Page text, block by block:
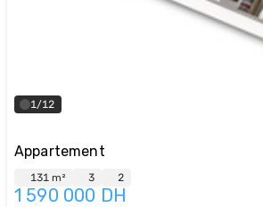
1/12
Appartement
131 m² 3 2
1 590 000 DH